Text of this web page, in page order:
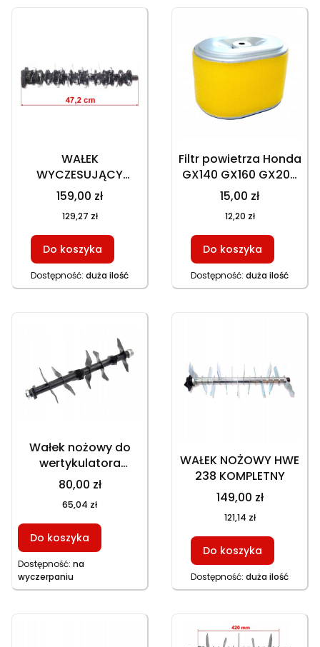
WAŁEK
WYCZESUJĄCY
SPRĘŻYNOWY HWS
240B/ HWS 240Z
KOMPLETNY
159,00 zł
129,27 zł
Do koszyka
Dostępność: duża ilość
Filtr powietrza Honda
GX140 GX160 GX200
17210-ZE1-822
102x73x67
15,00 zł
12,20 zł
Do koszyka
Dostępność: duża ilość
Wałek nożowy do
wertykulatora
HWE136 KOMPLETNY
80,00 zł
65,04 zł
Do koszyka
Dostępność: na
wyczerpaniu
WAŁEK NOŻOWY HWE
238 KOMPLETNY
149,00 zł
121,14 zł
Do koszyka
Dostępność: duża ilość